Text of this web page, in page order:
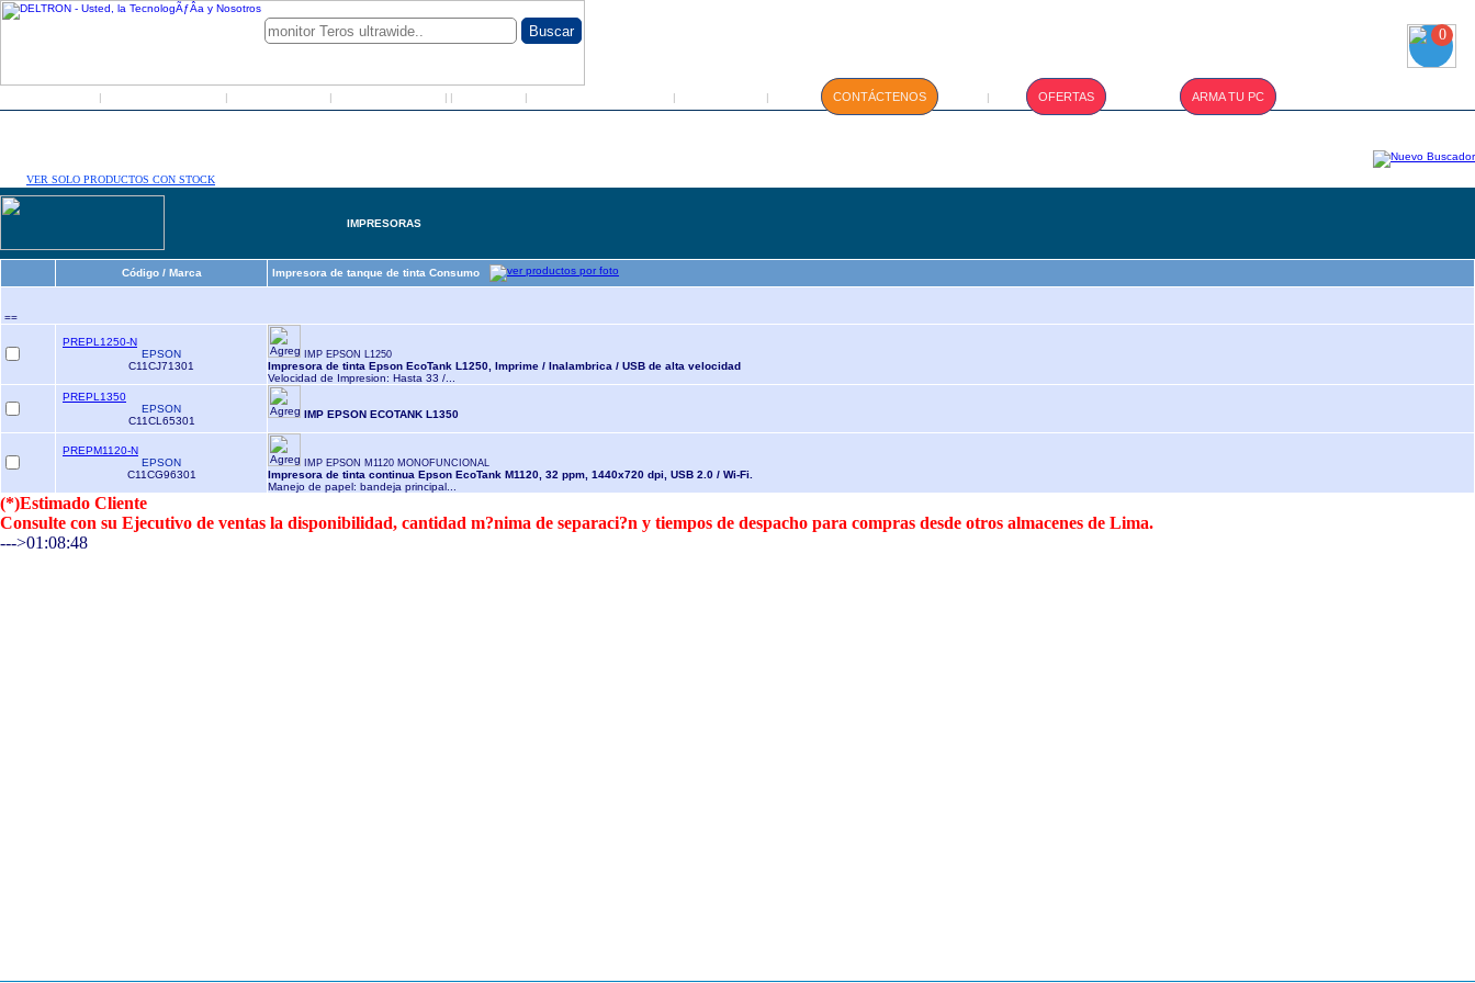
| | | | | | | | CONTÁCTENOS | OFERTAS ARMA TU PC
0
VER SOLO PRODUCTOS CON STOCK
IMPRESORAS
Código / Marca Impresora de tanque de tinta Consumo
==
PREPL1250-N
EPSON
C11CJ71301
IMP EPSON L1250
Impresora de tinta Epson EcoTank L1250, Imprime / Inalambrica / USB de alta velocidad
Velocidad de Impresion: Hasta 33 /...
PREPL1350
EPSON
C11CL65301
IMP EPSON ECOTANK L1350
PREPM1120-N
EPSON
C11CG96301
IMP EPSON M1120 MONOFUNCIONAL
Impresora de tinta continua Epson EcoTank M1120, 32 ppm, 1440x720 dpi, USB 2.0 / Wi-Fi.
Manejo de papel: bandeja principal...
(*)Estimado Cliente
Consulte con su Ejecutivo de ventas la disponibilidad, cantidad m?nima de separaci?n y tiempos de despacho para compras desde otros almacenes de Lima.
--->01:08:48